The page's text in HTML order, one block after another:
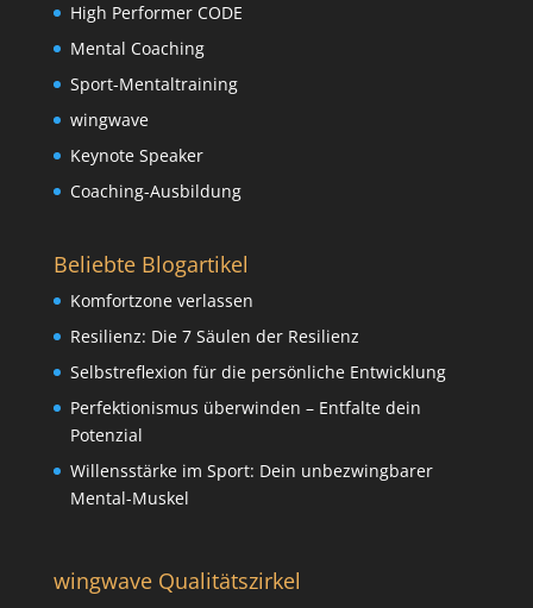
High Performer CODE
Mental Coaching
Sport-Mentaltraining
wingwave
Keynote Speaker
Coaching-Ausbildung
Beliebte Blogartikel
Komfortzone verlassen
Resilienz: Die 7 Säulen der Resilienz
Selbstreflexion für die persönliche Entwicklung
Perfektionismus überwinden – Entfalte dein
Potenzial
Willensstärke im Sport: Dein unbezwingbarer
Mental-Muskel
wingwave Qualitätszirkel